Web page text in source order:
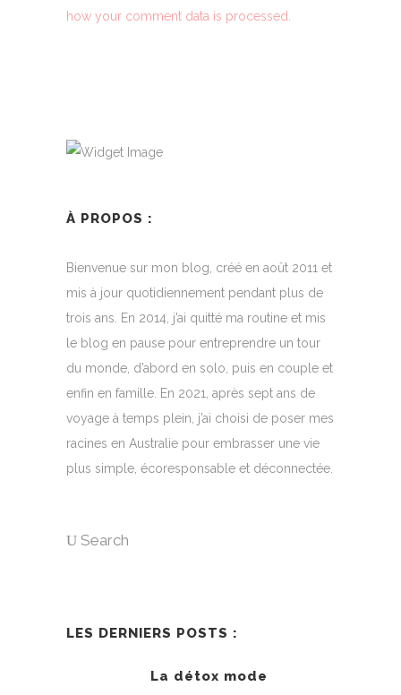
how your comment data is processed.
À PROPOS :
Bienvenue sur mon blog, créé en août 2011 et
mis à jour quotidiennement pendant plus de
trois ans. En 2014, j’ai quitté ma routine et mis
le blog en pause pour entreprendre un tour
du monde, d’abord en solo, puis en couple et
enfin en famille. En 2021, après sept ans de
voyage à temps plein, j’ai choisi de poser mes
racines en Australie pour embrasser une vie
plus simple, écoresponsable et déconnectée.
Search
LES DERNIERS POSTS :
La détox mode